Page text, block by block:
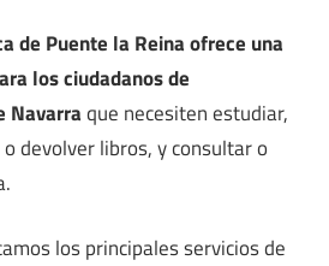
de Puente la Reina ofrece una
los ciudadanos de
Navarraque necesiten estudiar,
devolver libros, y consultar o
los principales servicios de